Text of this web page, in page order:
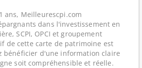
ans, Meilleurescpi.com
dans l'investissement en
SCPI, OPCI et groupement
de cette carte de patrimoine est
bénéficier d'une information claire
soit compréhensible et réelle.